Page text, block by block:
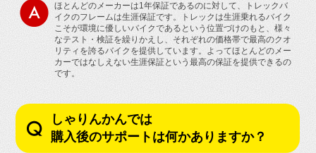
ほとんどのメーカーは1年保証であるのに対して、トレックバ
イクのフレームは生涯保証です。トレックは生涯乗れるバイク
こそが環境に優しいバイクであるという位置づけのもと、様々
なテスト・検証を繰りかえし、それぞれの価格帯で最高のクオ
リティを誇るバイクを提供しています。よってほとんどのメー
カーではなしえない生涯保証という最高の保証を提供できるの
です。
しゃりんかんでは
購入後のサポートは何かありますか？